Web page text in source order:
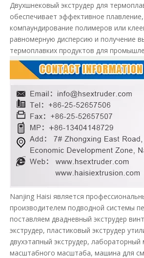
Двухшнековый экструдер для
обеспечивает эффективное
компаундирование полимеров или
равномерную дисперсию и получение
термоплавких продуктов для
Nanjing Haisi является
производителем подводной системы
поставляем двадневный экструдер
экструдер, пластиковый экструдер
двухэтапный экструдер, лабораторный
масштабного масштаба, машина для